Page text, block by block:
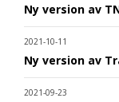
Ny version av
2021-10-11
Ny version av
2021-09-23